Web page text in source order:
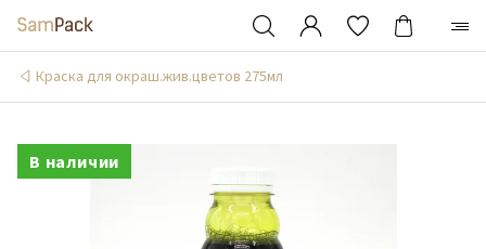
Краска для окраш.жив.цветов 275мл
В наличии